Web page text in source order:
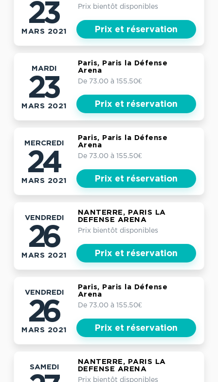
23
MARS 2021
Prix bientôt disponibles
Prix et réservation
MARDI
23
MARS 2021
Paris, Paris la Défense
Arena
De 73.00 à 155.50€
Prix et réservation
MERCREDI
24
MARS 2021
Paris, Paris la Défense
Arena
De 73.00 à 155.50€
Prix et réservation
VENDREDI
26
MARS 2021
NANTERRE, PARIS LA
DEFENSE ARENA
Prix bientôt disponibles
Prix et réservation
VENDREDI
26
MARS 2021
Paris, Paris la Défense
Arena
De 73.00 à 155.50€
Prix et réservation
SAMEDI
NANTERRE, PARIS LA
DEFENSE ARENA
Prix bientôt disponibles